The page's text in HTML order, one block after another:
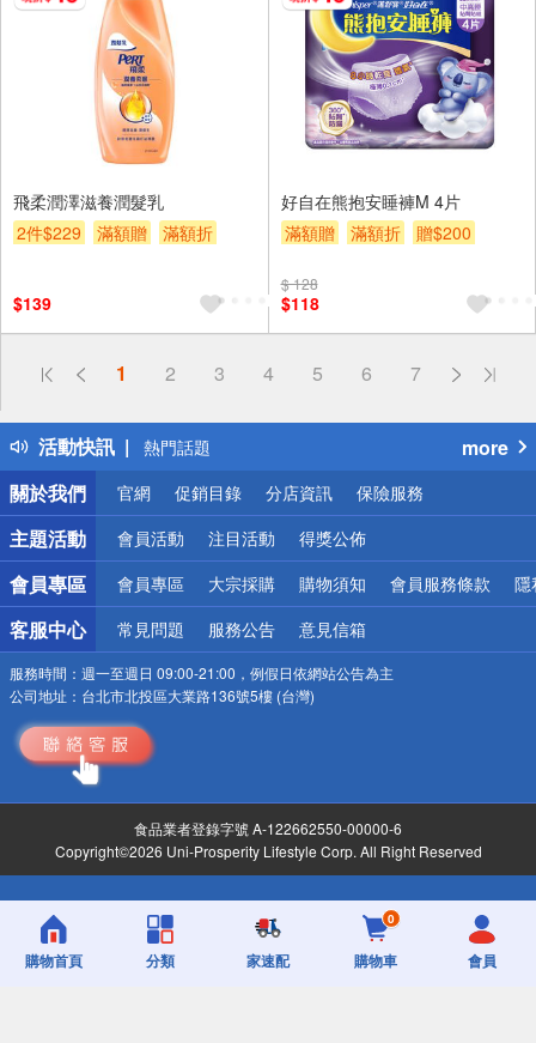
飛柔潤澤滋養潤髮乳
2件$229
滿額贈
滿額折
$139
好自在熊抱安睡褲M 4片
滿額贈
滿額折 贈$200
$ 128
$118
1 2 3 4 5 6 7
活動快訊
偏遠地區配送
得獎公告
熱門話題
銀行優惠
偏遠地區配送
詐騙網頁！請小心！
more
關於我們
官網 促銷目錄 分店資訊 保險服務
主題活動 會員活動 注目活動 得獎公佈
會員專區 會員專區 大宗採購 購物須知 會員服務條款 隱
客服中心 常見問題 服務公告 意見信箱
服務時間： 週一至週日 09:00-21:00，例假日依網站公告為主
公司地址： 台北市北投區大業路136號5樓 (台灣)
食品業者登錄字號 A-122662550-00000-6
Copyright©2026 Uni-Prosperity Lifestyle Corp. All Right Reserved
購物首頁 分類 家速配
0
購物車 會員